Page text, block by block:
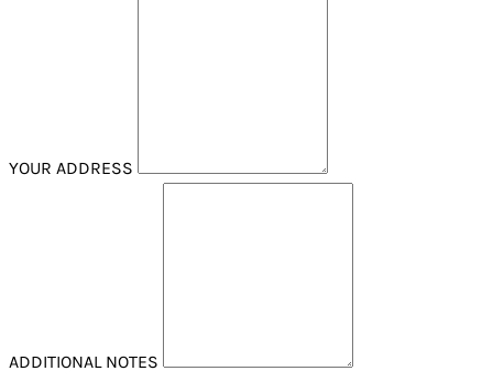
YOUR ADDRESS
ADDITIONAL NOTES